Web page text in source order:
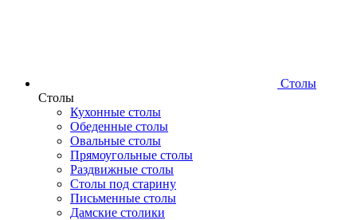
Столы
Столы
Кухонные столы
Обеденные столы
Овальные столы
Прямоугольные столы
Раздвижные столы
Столы под старину
Письменные столы
Дамские столики